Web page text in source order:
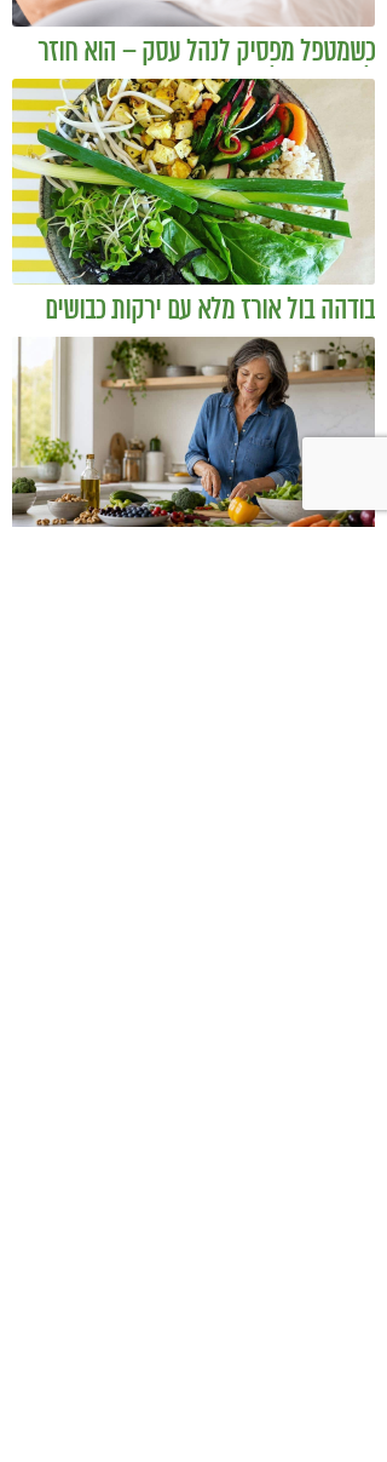
כשמטפל מפסיק לנהל עסק – הוא חוזר
להיות מטפל
בודהה בול אורז מלא עם ירקות כבושים
ומקושקשת טופו